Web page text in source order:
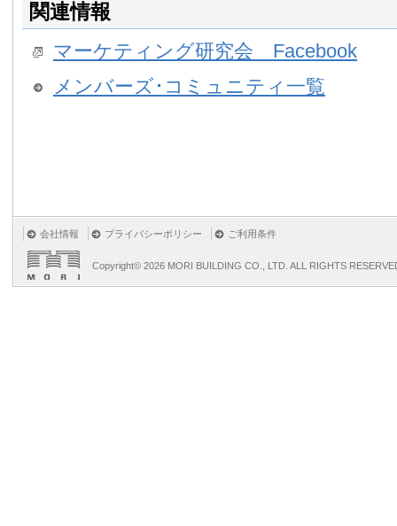
関連情報
マーケティング研究会 Facebook
メンバーズ･コミュニティ一覧
会社情報 プライバシーポリシー ご利用条件
Copyright© 2026 MORI BUILDING CO., LTD. ALL RIGHTS